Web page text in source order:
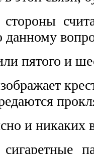
данному
пятого и
и никаких